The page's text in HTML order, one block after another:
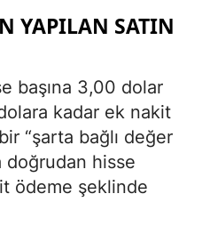
YAPILAN SATIN
başına 3,00 dolar
kadar ek nakit
“şarta bağlı değer
doğrudan hisse
ödeme şeklinde